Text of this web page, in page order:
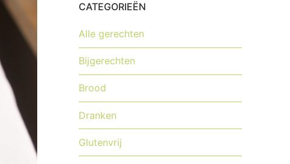
CATEGORIEËN
Alle gerechten
Bijgerechten
Brood
Dranken
Glutenvrij